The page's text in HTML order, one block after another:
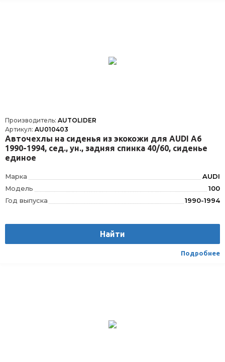
Производитель: AUTOLIDER
Артикул: AU010403
Авточехлы на сиденья из экокожи для AUDI А6
1990-1994, сед., ун., задняя спинка 40/60, сиденье
единое
Марка
AUDI
Модель
100
Год выпуска
1990-1994
Вес
1.75
Текстиль/Искуственная кожа
Легковой
Найти
Подробнее